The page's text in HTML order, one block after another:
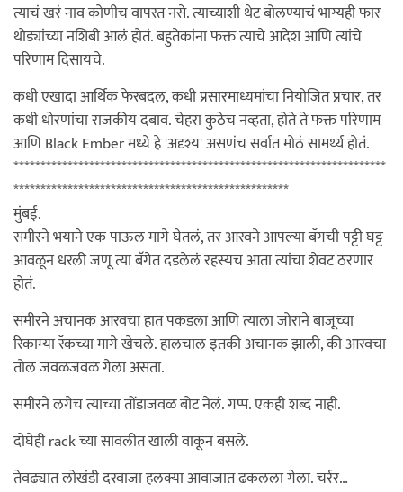
त्याचं खरं नाव कोणीच वापरत नसे. त्याच्याशी थेट बोलण्याचं भाग्यही फार
थोड्यांच्या नशिबी आलं होतं. बहुतेकांना फक्त त्याचे आदेश आणि त्यांचे
परिणाम दिसायचे.
कधी एखादा आर्थिक फेरबदल, कधी प्रसारमाध्यमांचा नियोजित प्रचार, तर
कधी धोरणांचा राजकीय दबाव. चेहरा कुठेच नव्हता, होते ते फक्त परिणाम
आणि Black Ember मध्ये हे 'अदृश्य' असणंच सर्वात मोठं सामर्थ्य होतं.
*********************************************************************
***************************************************
मुंबई.
समीरने भयाने एक पाऊल मागे घेतलं, तर आरवने आपल्या बॅगची पट्टी घट्ट
आवळून धरली जणू त्या बॅगेत दडलेलं रहस्यच आता त्यांचा शेवट ठरणार
होतं.
समीरने अचानक आरवचा हात पकडला आणि त्याला जोराने बाजूच्या
रिकाम्या रॅकच्या मागे खेचले. हालचाल इतकी अचानक झाली, की आरवचा
तोल जवळजवळ गेला असता.
समीरने लगेच त्याच्या तोंडाजवळ बोट नेलं. गप्प. एकही शब्द नाही.
दोघेही rack च्या सावलीत खाली वाकून बसले.
तेवढ्यात लोखंडी दरवाजा हलक्या आवाजात ढकलला गेला. चर्रर…